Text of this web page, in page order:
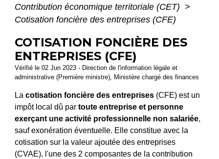
Contribution économique territoriale (CET) >
Cotisation foncière des entreprises (CFE)
COTISATION FONCIÈRE DES
ENTREPRISES (CFE)
Vérifié le 02 Jun 2023 - Direction de l'information légale et
administrative (Première ministre), Ministère chargé des finances
La cotisation foncière des entreprises (CFE) est un
impôt local dû par toute entreprise et personne
exerçant une activité professionnelle non salariée,
sauf exonération éventuelle. Elle constitue avec la
cotisation sur la valeur ajoutée des entreprises
(CVAE), l'une des 2 composantes de la contribution